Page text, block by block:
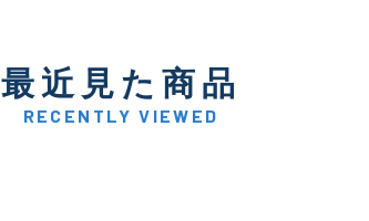
C-
い品
最近見た商品
RECENTLY VIEWED